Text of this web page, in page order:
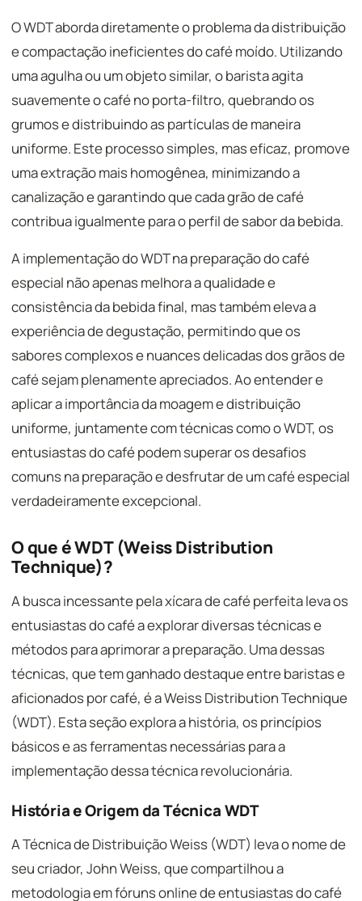
O WDT aborda diretamente o problema da distribuição
e compactação ineficientes do café moído. Utilizando
uma agulha ou um objeto similar, o barista agita
suavemente o café no porta-filtro, quebrando os
grumos e distribuindo as partículas de maneira
uniforme. Este processo simples, mas eficaz, promove
uma extração mais homogênea, minimizando a
canalização e garantindo que cada grão de café
contribua igualmente para o perfil de sabor da bebida.
A implementação do WDT na preparação do café
especial não apenas melhora a qualidade e
consistência da bebida final, mas também eleva a
experiência de degustação, permitindo que os
sabores complexos e nuances delicadas dos grãos de
café sejam plenamente apreciados. Ao entender e
aplicar a importância da moagem e distribuição
uniforme, juntamente com técnicas como o WDT, os
entusiastas do café podem superar os desafios
comuns na preparação e desfrutar de um café especial
verdadeiramente excepcional.
O que é WDT (Weiss Distribution
Technique)?
A busca incessante pela xícara de café perfeita leva os
entusiastas do café a explorar diversas técnicas e
métodos para aprimorar a preparação. Uma dessas
técnicas, que tem ganhado destaque entre baristas e
aficionados por café, é a Weiss Distribution Technique
(WDT). Esta seção explora a história, os princípios
básicos e as ferramentas necessárias para a
implementação dessa técnica revolucionária.
História e Origem da Técnica WDT
A Técnica de Distribuição Weiss (WDT) leva o nome de
seu criador, John Weiss, que compartilhou a
metodologia em fóruns online de entusiastas do café